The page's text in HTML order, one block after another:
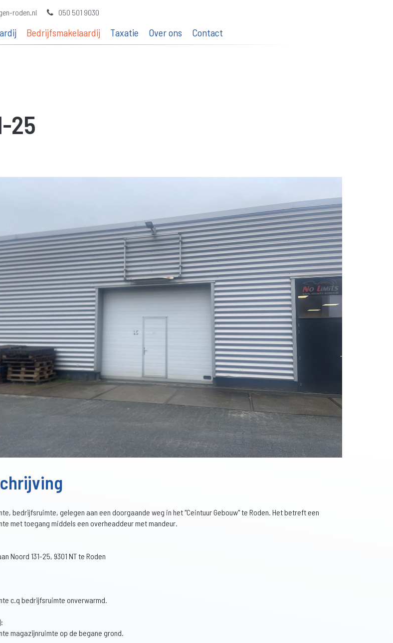
roden.nl 050 501 9030
Bedrijfsmakelaardij Taxatie Over ons Contact
25
bedrijfsruimte, gelegen aan een doorgaande weg in het "Ceintuur Gebouw" te Roden. Het betreft een
met toegang middels een overheaddeur met mandeur.
Noord 131-25, 9301 NT te Roden
c.q bedrijfsruimte onverwarmd.
magazijnruimte op de begane grond.